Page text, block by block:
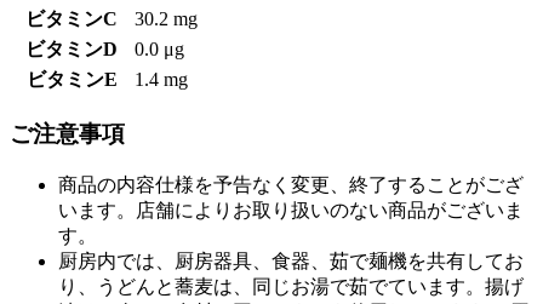
ビタミンC
30.2 mg
ビタミンD
0.0 μg
ビタミンE
1.4 mg
ご注意事項
商品の内容仕様を予告なく変更、終了することがござ
います。店舗によりお取り扱いのない商品がございま
す。
厨房内では、厨房器具、食器、茹で麺機を共有してお
り、うどんと蕎麦は、同じお湯で茹でています。揚げ